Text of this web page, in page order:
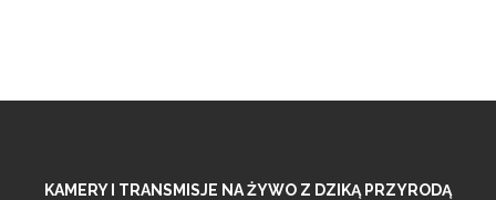
KAMERY I TRANSMISJE NA ŻYWO Z DZIKĄ PRZYRODĄ